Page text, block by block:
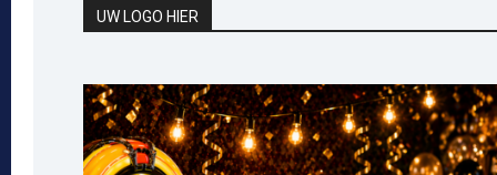
UW LOGO HIER